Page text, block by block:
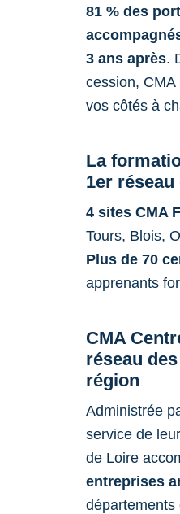
81 % des
3 ans après.
cession,
vos côtés à
La
1er
4 sites CMA
Tours, Blois,
Plus de 70
apprenants
CMA
réseau
région
Administrée
service de
de Loire
entreprises
départements